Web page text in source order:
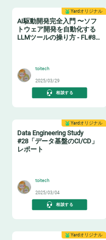
Yardオリジナル
AI駆動開発完全入門 〜ソフ
トウェア開発を自動化する
LLMツールの操り方 - FL#87
toitech
2025/03/29
相談する
Yardオリジナル
Data Engineering Study
#28「データ基盤のCI/CD」
レポート
toitech
2025/03/04
相談する
Yardオリジナル